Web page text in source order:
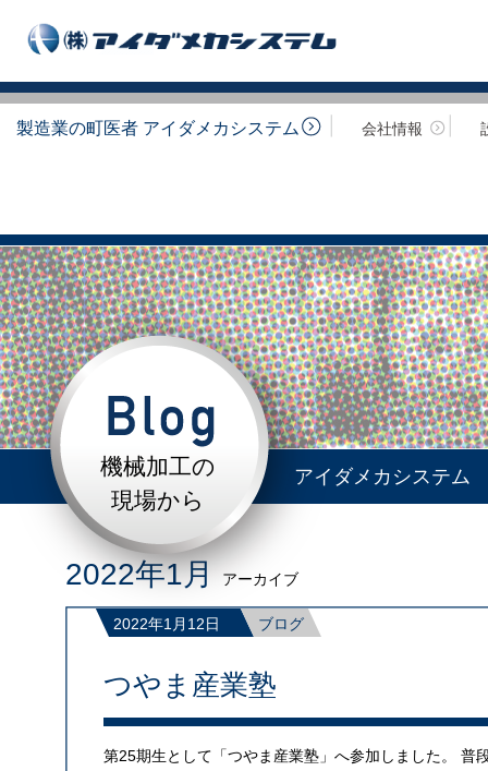
製造業の町医者 アイダメカシステム 会社情報
機械加工の
現場から
アイダメカシステム
2022年1月アーカイブ
2022年1月12日 ブログ
つやま産業塾
第25期生として「つやま産業塾」へ参加しました。 普